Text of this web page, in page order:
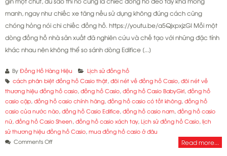
manh, ngay như chiếc xe tăng nếu sử dụng không đúng cách cũng
chóng hỏng nói chi chiếc đồng hồ. https://youtu.be/a5QjxpxjzGI Mỗi một
dòng đồng hồ nhà sản xuất đã nghiên cứu và chế tạo với những đặc tính
khác nhau nên không thể so sánh dòng Edifice [...]
By Đồng Hồ Hàng Hiệu
Lịch sử đồng hồ
cách phân biệt đồng hồ Casio thật đôi nét về đồng hồ Casio đôi nét về
thương hiệu đồng hồ casio đồng hồ Casio đồng hồ Casio BabyGirl đồng hồ
casio cặp đồng hồ casio chính hãng đồng hồ casio có tốt không đồng hồ
casio của nước nào đồng hồ Casio Edifice đồng hồ casio nam đồng hồ casio
nữ đồng hồ Casio Sheen đồng hồ casio xách tay, Lịch sử đồng hồ Casio lịch
sử thương hiệu đồng hồ Casio mua đồng hồ casio ở đâu
Comments Offon
Read more...